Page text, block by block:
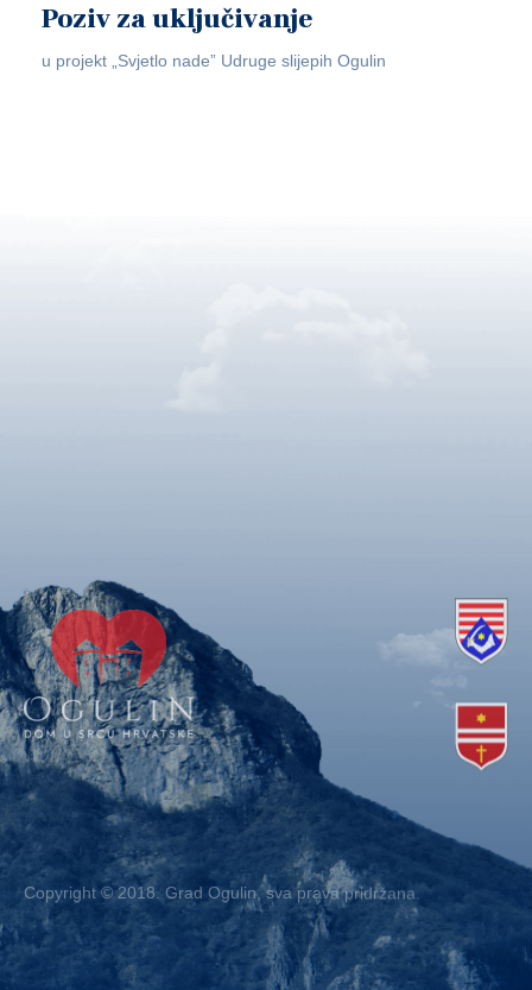
Poziv za uključivanje
u projekt „Svjetlo nade” Udruge slijepih Ogulin
Copyright © 2018. Grad Ogulin, sva prava pridržana.
Design by EA93